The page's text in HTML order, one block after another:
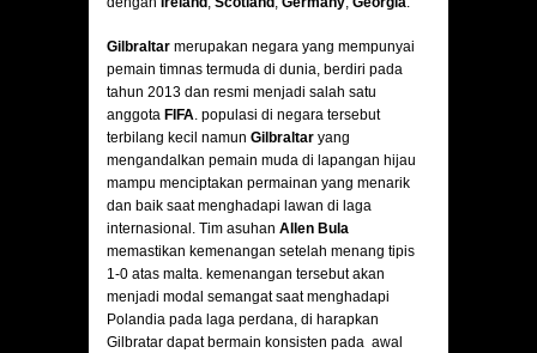
Gilbraltar merupakan negara yang mempunyai
pemain timnas termuda di dunia, berdiri pada
tahun 2013 dan resmi menjadi salah satu
anggota FIFA. populasi di negara tersebut
terbilang kecil namun Gilbraltar yang
mengandalkan pemain muda di lapangan hijau
mampu menciptakan permainan yang menarik
dan baik saat menghadapi lawan di laga
internasional. Tim asuhan Allen Bula
memastikan kemenangan setelah menang tipis
1-0 atas malta. kemenangan tersebut akan
menjadi modal semangat saat menghadapi
Polandia pada laga perdana, di harapkan
Gilbratar dapat bermain konsisten pada awal